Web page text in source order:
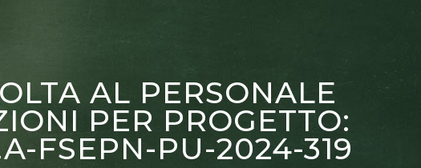
AL PERSONALE
PER PROGETTO:
FSEPN-PU-2024-319